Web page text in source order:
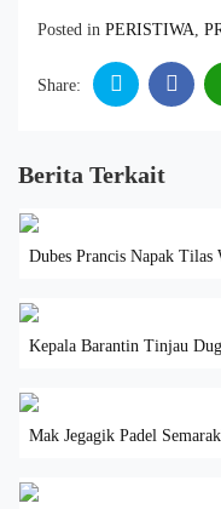
Posted in PERISTIWA,
Share:
Berita Terkait
Dubes Prancis Napak Tilas
Kepala Barantin Tinjau
Mak Jegagik Padel